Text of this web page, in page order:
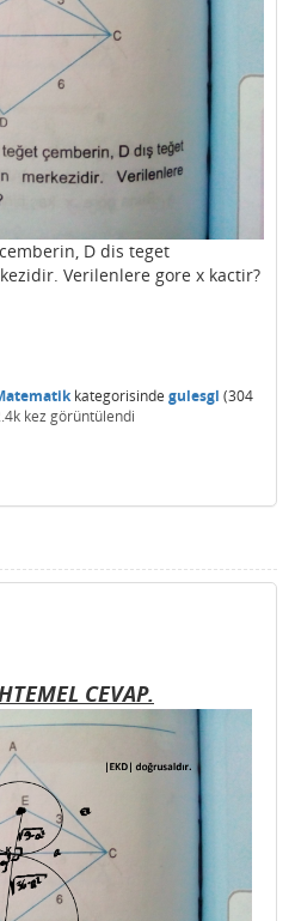
D dis teget
Verilenlere gore x kactir?
kategorisinde gulesgl (304
kez görüntülendi
CEVAP.